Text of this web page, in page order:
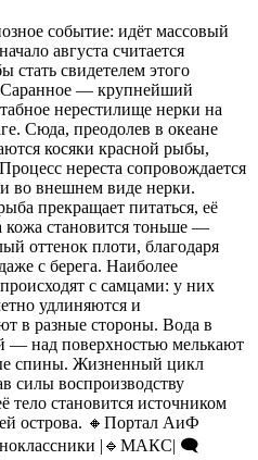
событие: идёт массовый
августа считается
свидетелем этого
Саранное — крупнейший
нерестилище нерки на
Сюда, преодолев в океане
косяки красной рыбы,
нереста сопровождается
во внешнем виде нерки.
прекращает питаться, её
кожа становится тоньше —
оттенок плоти, благодаря
с берега. Наиболее
с самцами: у них
удлиняются и
в разные стороны. Вода в
— над поверхностью мелькают
спины. Жизненный цикл
силы воспроизводству
тело становится источником
острова. 🔸Портал АиФ
|🔹MАКС| 🗨️